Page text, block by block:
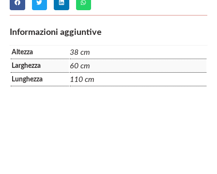
Informazioni aggiuntive
Altezza 38 cm
Larghezza 60 cm
Lunghezza 110 cm